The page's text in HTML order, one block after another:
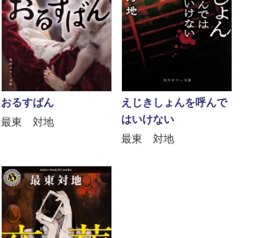
おるすばん
最東 対地
えじきしょんを呼んで
はいけない
最東 対地